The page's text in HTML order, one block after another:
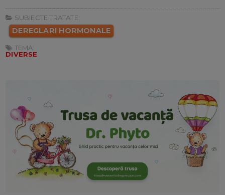
SUBIECTE TRATATE:
DEREGLARI HORMONALE
TEMA:
DIVERSE